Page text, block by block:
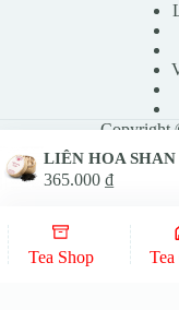
Copyright
Privacy Policy
365.000 ₫
Tea Shop Tea